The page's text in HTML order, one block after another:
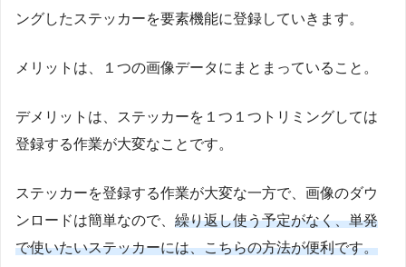
ングしたステッカーを要素機能に登録していきます。
メリットは、１つの画像データにまとまっていること。
デメリットは、ステッカーを１つ１つトリミングしては
登録する作業が大変なことです。
ステッカーを登録する作業が大変な一方で、画像のダウ
ンロードは簡単なので、 繰り返し使う予定がなく、単発
で使いたいステッカーには、こちらの方法が便利です。